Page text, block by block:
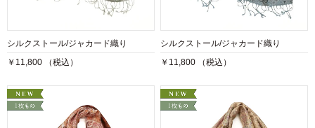
シルクストール/ジャカード織り
￥11,800 （税込）
シルクストール/ジャカード織り
￥11,800 （税込）